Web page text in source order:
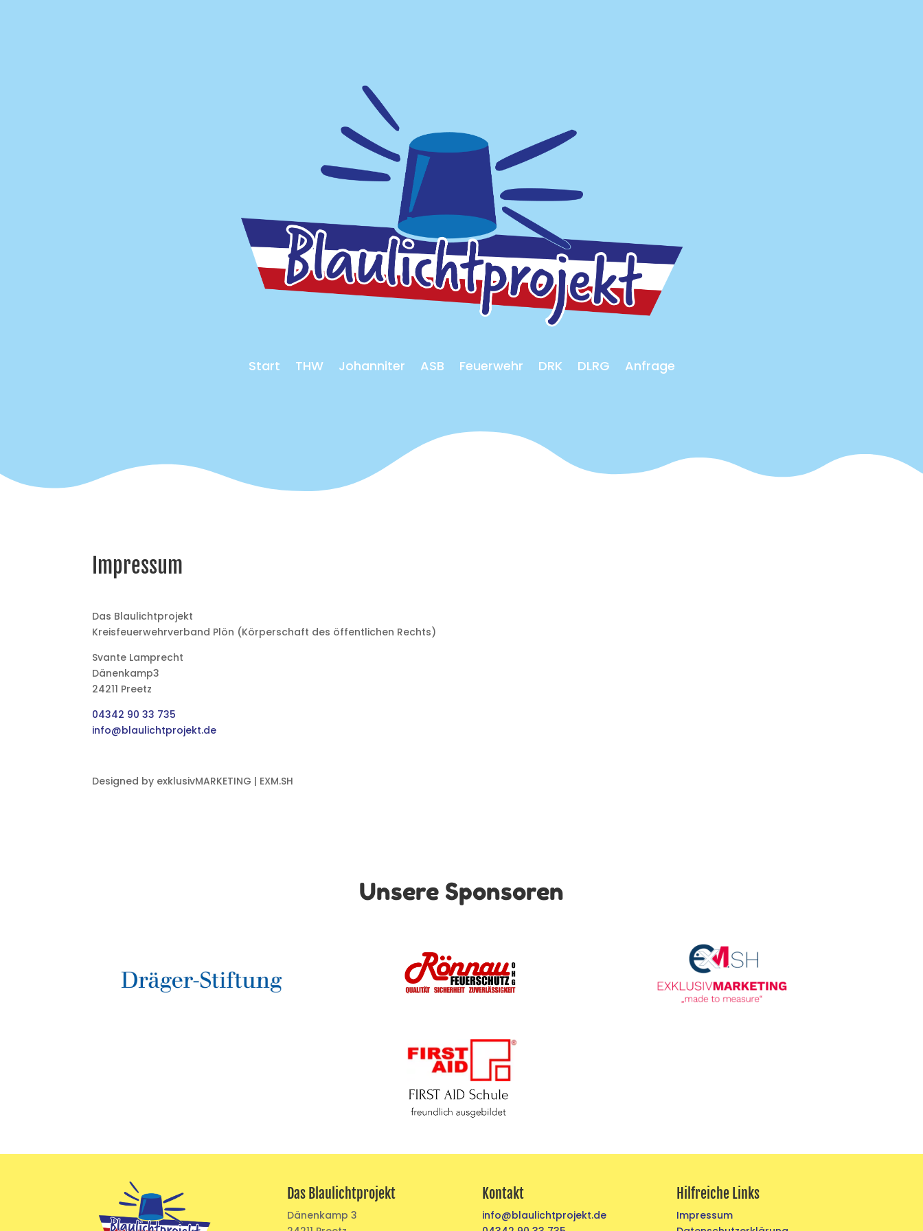
Start THW Johanniter ASB Feuerwehr DRK DLRG Anfrage
Impressum
Das Blaulichtprojekt
Kreisfeuerwehrverband Plön (Körperschaft des öffentlichen Rechts)
Svante Lamprecht
Dänenkamp3
24211 Preetz
04342 90 33 735
info@blaulichtprojekt.de
Designed by exklusivMARKETING | EXM.SH
Unsere Sponsoren
Das Blaulichtprojekt
Dänenkamp 3
Kontakt
info@blaulichtprojekt.de
Hilfreiche Links
Impressum